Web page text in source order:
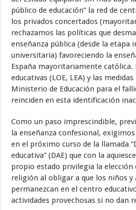
público de educación” la red de
los privados concertados
rechazamos las políticas que
enseñanza pública (desde la etapa
universitaria) favoreciendo la
España mayoritariamente católica.
educativas (LOE, LEA) y las
Ministerio de Educación para el
reinciden en esta identificación
Como un paso imprescindible,
la enseñanza confesional,
en el próximo curso de la llamada
educativa” (DAE) que con la
propio estado privilegia la elección
religión al obligar a que los niños y
permanezcan en el centro
actividades provechosas si no dan